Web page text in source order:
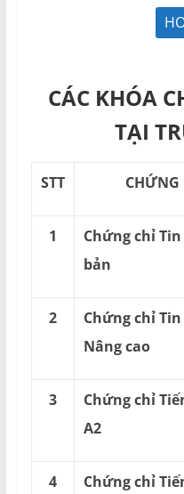
CÁC KHÓA
TẠI
STT CHỨNG
1
Chứng chỉ Tin
bản
2
Chứng chỉ
Nâng cao
3
Chứng chỉ
A2
4
Chứng chỉ